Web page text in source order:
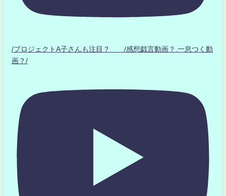
/プロジェクトA子さんも注目？ /感想戯言動画？.一息つく動
画？/